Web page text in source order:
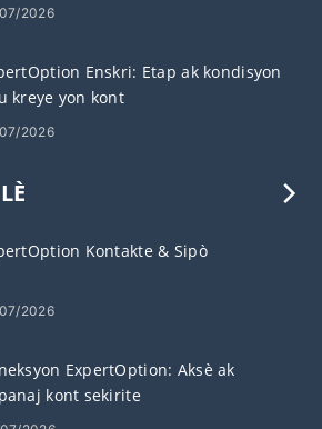
2026
Enskri: Etap ak kondisyon
kreye yon kont
2026
Kontakte & Sipò
2026
ExpertOption: Aksè ak
kont sekirite